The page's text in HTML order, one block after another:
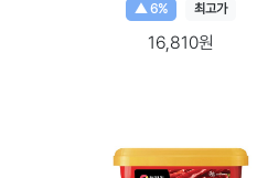
▲ 6%
최고가
16,810원